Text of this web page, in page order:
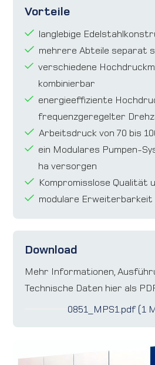
Vorteile
langlebige
mehrere Abteile separat
verschiedene
kombinierbar
energieeffiziente
frequenzgeregelter
Arbeitsdruck von 70 bis
ein Modulares Pumpen-
ha versorgen
Kompromisslose Qualität
modulare Erweiterbarkeit
Download
Mehr Informationen,
Technische Daten hier als
0851_MPS1.pdf (1